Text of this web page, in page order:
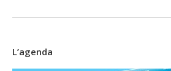
L’agenda